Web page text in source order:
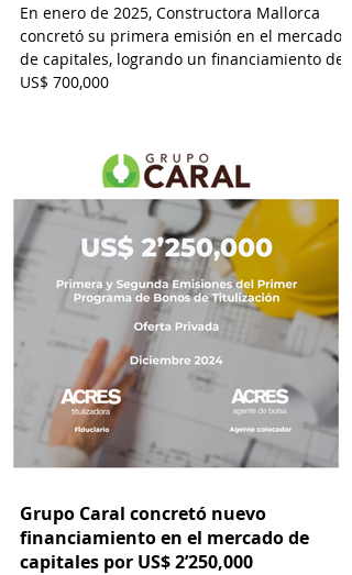
En enero de 2025, Constructora Mallorca
concretó su primera emisión en el mercado
de capitales, logrando un financiamiento de
US$ 700,000
Grupo Caral concretó nuevo
financiamiento en el mercado de
capitales por US$ 2’250,000